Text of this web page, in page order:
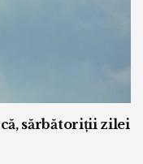
sărbătoriții zilei